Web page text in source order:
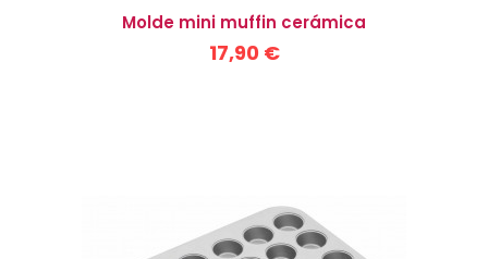
Molde mini muffin cerámica
17,90 €